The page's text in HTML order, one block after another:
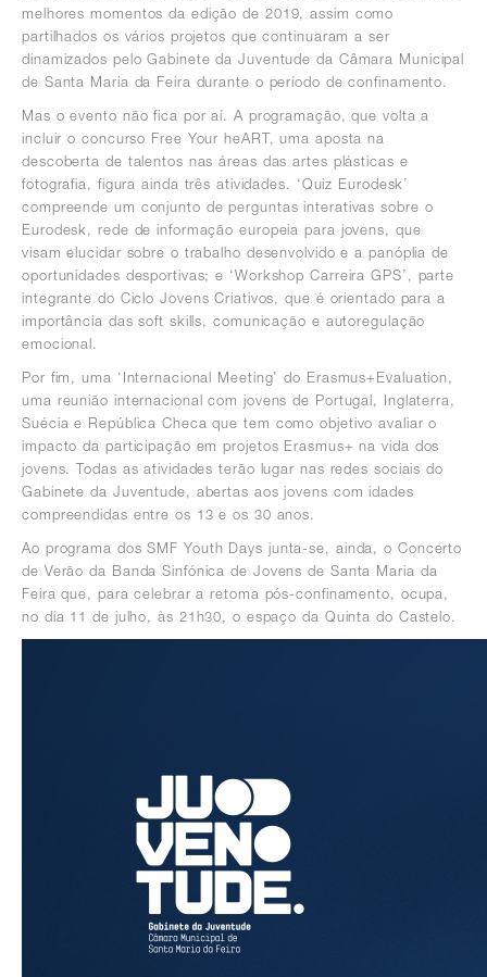
melhores momentos da edição de 2019, assim como
partilhados os vários projetos que continuaram a ser
dinamizados pelo Gabinete da Juventude da Câmara Municipal
de Santa Maria da Feira durante o período de confinamento.
Mas o evento não fica por aí. A programação, que volta a
incluir o concurso Free Your heART, uma aposta na
descoberta de talentos nas áreas das artes plásticas e
fotografia, figura ainda três atividades. ‘Quiz Eurodesk’
compreende um conjunto de perguntas interativas sobre o
Eurodesk, rede de informação europeia para jovens, que
visam elucidar sobre o trabalho desenvolvido e a panóplia de
oportunidades desportivas; e ‘Workshop Carreira GPS’, parte
integrante do Ciclo Jovens Criativos, que é orientado para a
importância das soft skills, comunicação e autoregulação
emocional.
Por fim, uma ‘Internacional Meeting’ do Erasmus+Evaluation,
uma reunião internacional com jovens de Portugal, Inglaterra,
Suécia e República Checa que tem como objetivo avaliar o
impacto da participação em projetos Erasmus+ na vida dos
jovens. Todas as atividades terão lugar nas redes sociais do
Gabinete da Juventude, abertas aos jovens com idades
compreendidas entre os 13 e os 30 anos.
Ao programa dos SMF Youth Days junta-se, ainda, o Concerto
de Verão da Banda Sinfónica de Jovens de Santa Maria da
Feira que, para celebrar a retoma pós-confinamento, ocupa,
no dia 11 de julho, às 21h30, o espaço da Quinta do Castelo.